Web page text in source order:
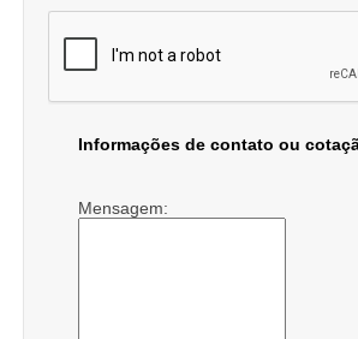
Informações de contato ou
Mensagem: